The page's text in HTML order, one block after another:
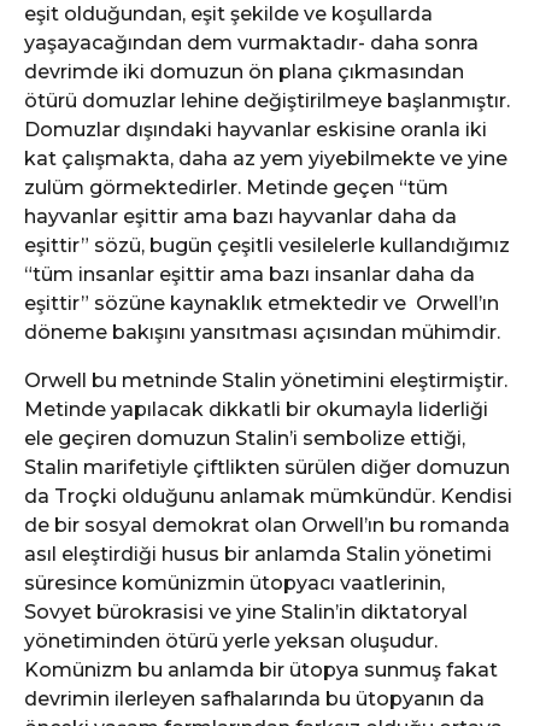
eşit olduğundan, eşit şekilde ve koşullarda
yaşayacağından dem vurmaktadır- daha sonra
devrimde iki domuzun ön plana çıkmasından
ötürü domuzlar lehine değiştirilmeye başlanmıştır.
Domuzlar dışındaki hayvanlar eskisine oranla iki
kat çalışmakta, daha az yem yiyebilmekte ve yine
zulüm görmektedirler. Metinde geçen “tüm
hayvanlar eşittir ama bazı hayvanlar daha da
eşittir” sözü, bugün çeşitli vesilelerle kullandığımız
“tüm insanlar eşittir ama bazı insanlar daha da
eşittir” sözüne kaynaklık etmektedir ve Orwell’ın
döneme bakışını yansıtması açısından mühimdir.
Orwell bu metninde Stalin yönetimini eleştirmiştir.
Metinde yapılacak dikkatli bir okumayla liderliği
ele geçiren domuzun Stalin’i sembolize ettiği,
Stalin marifetiyle çiftlikten sürülen diğer domuzun
da Troçki olduğunu anlamak mümkündür. Kendisi
de bir sosyal demokrat olan Orwell’ın bu romanda
asıl eleştirdiği husus bir anlamda Stalin yönetimi
süresince komünizmin ütopyacı vaatlerinin,
Sovyet bürokrasisi ve yine Stalin’in diktatoryal
yönetiminden ötürü yerle yeksan oluşudur.
Komünizm bu anlamda bir ütopya sunmuş fakat
devrimin ilerleyen safhalarında bu ütopyanın da